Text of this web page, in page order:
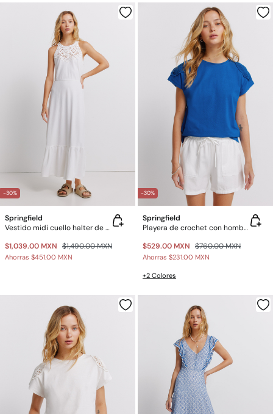
-30%
Springfield
Vestido midi cuello halter de crochet
$1,039.00 MXN $1,490.00 MXN
Ahorras $451.00 MXN
-30%
Springfield
Playera de crochet con hombros
$529.00 MXN $760.00 MXN
Ahorras $231.00 MXN
+2 Colores